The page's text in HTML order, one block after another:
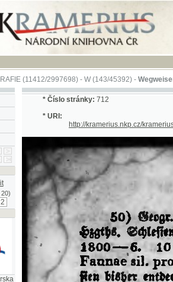
(11412/2997698) -W (143/45392)-Wegweiser durch
http://kramerius.nkp.cz/kramerius/